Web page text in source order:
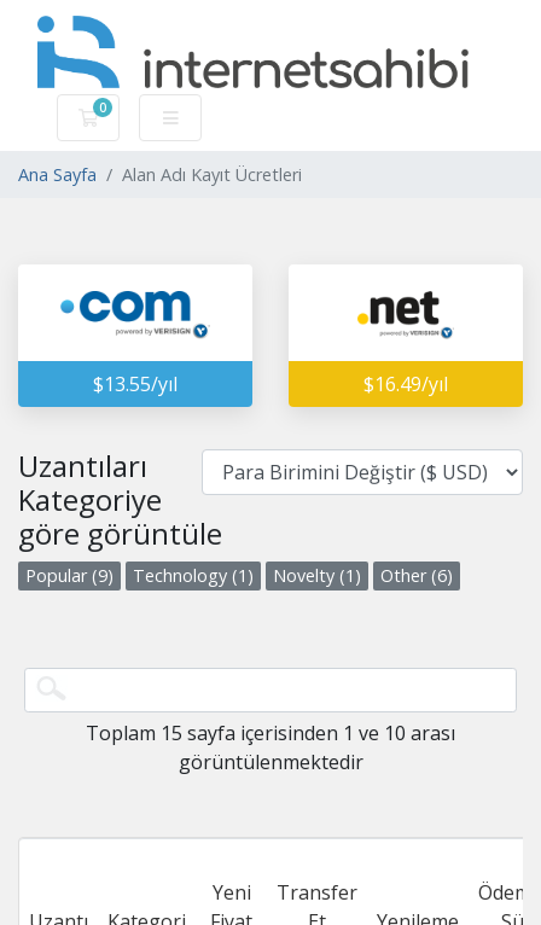
0
Sepet
Ana Sayfa Alan Adı Kayıt Ücretleri
$13.55/yıl $16.49/yıl
Uzantıları
Kategoriye
göre görüntüle
Popular (9) Technology (1) Novelty (1) Other (6)
Toplam 15 sayfa içerisinden 1 ve 10 arası
görüntülenmektedir
Yeni
Transfer